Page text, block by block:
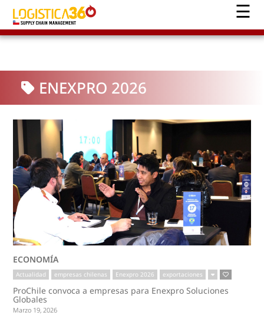
ENEXPRO 2026
ECONOMÍA
Actualidad empresas chilenas Enexpro 2026 exportaciones
ProChile convoca a empresas para Enexpro Soluciones
Globales
Marzo 19, 2026